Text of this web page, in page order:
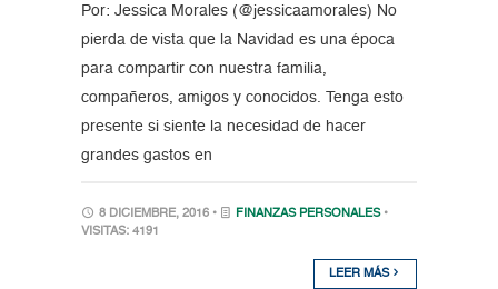
Por: Jessica Morales (@jessicaamorales) No
pierda de vista que la Navidad es una época
para compartir con nuestra familia,
compañeros, amigos y conocidos. Tenga esto
presente si siente la necesidad de hacer
grandes gastos en
8 DICIEMBRE, 2016 • FINANZAS PERSONALES •
VISITAS: 4191
LEER MÁS